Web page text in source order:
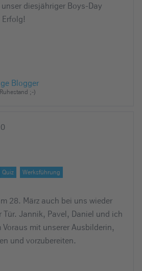
diesjähriger Boys-Day
Blogger
;-)
0
Quiz Werksführung
28. März auch bei uns wieder
Tür. Jannik, Pavel, Daniel und ich
mit unserer Ausbilderin,
und vorzubereiten.